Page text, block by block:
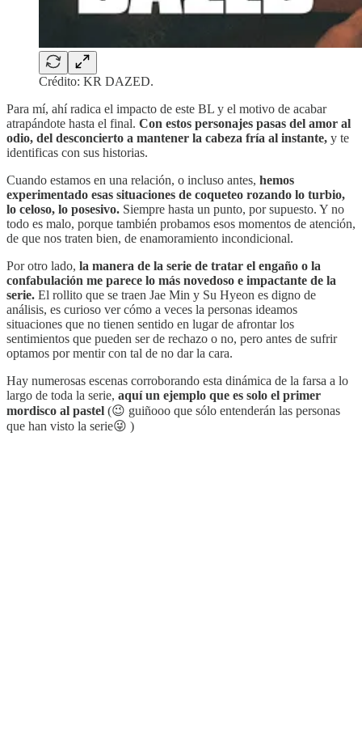
Crédito: KR DAZED.
Para mí, ahí radica el impacto de este BL y el motivo de acabar
atrapándote hasta el final. Con estos personajes pasas del amor al
odio, del desconcierto a mantener la cabeza fría al instante, y te
identificas con sus historias.
Cuando estamos en una relación, o incluso antes, hemos
experimentado esas situaciones de coqueteo rozando lo turbio,
lo celoso, lo posesivo. Siempre hasta un punto, por supuesto. Y no
todo es malo, porque también probamos esos momentos de atención,
de que nos traten bien, de enamoramiento incondicional.
Por otro lado, la manera de la serie de tratar el engaño o la
confabulación me parece lo más novedoso e impactante de la
serie. El rollito que se traen Jae Min y Su Hyeon es digno de
análisis, es curioso ver cómo a veces la personas ideamos
situaciones que no tienen sentido en lugar de afrontar los
sentimientos que pueden ser de rechazo o no, pero antes de sufrir
optamos por mentir con tal de no dar la cara.
Hay numerosas escenas corroborando esta dinámica de la farsa a lo
largo de toda la serie, aquí un ejemplo que es solo el primer
mordisco al pastel (😉 guiñooo que sólo entenderán las personas
que han visto la serie😜 )